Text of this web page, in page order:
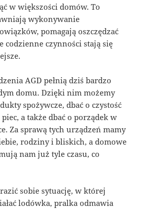
w większości domów. To
wykonywanie
pomagają oszczędzać
codzienne czynności stają się
AGD pełnią dziś bardzo
domu. Dzięki nim możemy
spożywcze, dbać o czystość
a także dbać o porządek w
Za sprawą tych urządzeń mamy
rodziny i bliskich, a domowe
nam już tyle czasu, co
sobie sytuację, w której
lodówka, pralka odmawia